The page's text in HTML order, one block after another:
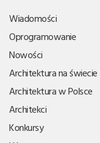
Wiadomości
Oprogramowanie
Nowości
Architektura na świecie
Architektura w Polsce
Architekci
Konkursy